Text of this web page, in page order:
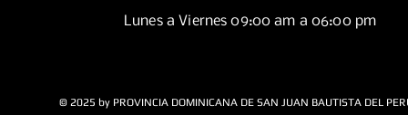
Lunes a Viernes 09:00 am a 06:00 pm
© 2025 by PROVINCIA DOMINICANA DE SAN JUAN BAUTISTA DEL